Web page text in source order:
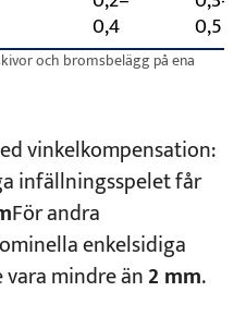
0,4 0,5
och bromsbelägg på ena
vinkelkompensation:
infällningsspelet får
För andra
enkelsidiga
mindre än2 mm.